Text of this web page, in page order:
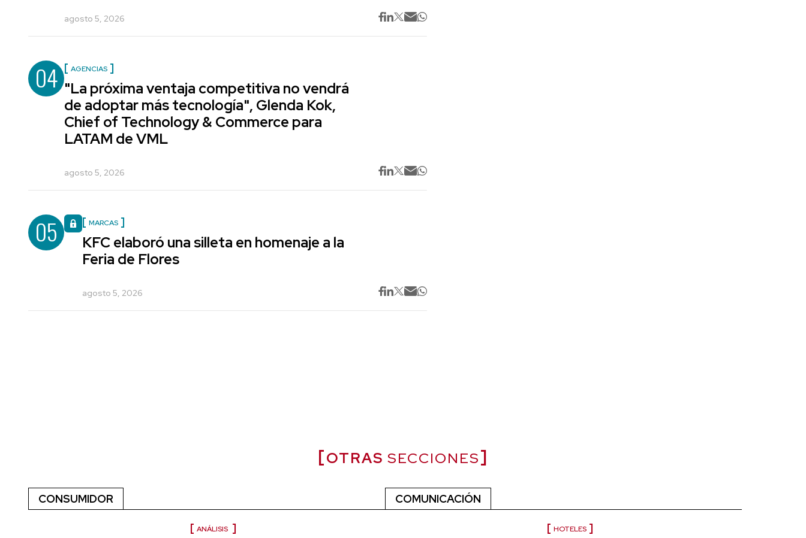
agosto 5, 2026
04 AGENCIAS
"La próxima ventaja competitiva no vendrá
de adoptar más tecnología", Glenda Kok,
Chief of Technology & Commerce para
LATAM de VML
agosto 5, 2026
05 MARCAS
KFC elaboró una silleta en homenaje a la
Feria de Flores
agosto 5, 2026
OTRAS SECCIONES
CONSUMIDOR
ANÁLISIS
COMUNICACIÓN
HOTELES